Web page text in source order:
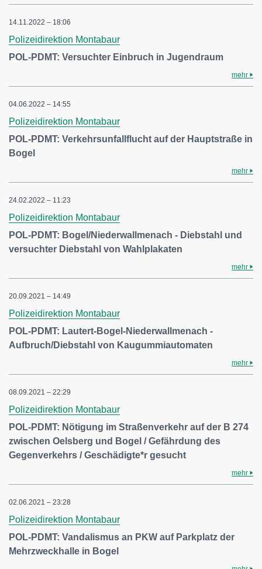
14.11.2022 – 18:06
Polizeidirektion Montabaur
POL-PDMT: Versuchter Einbruch in Jugendraum
mehr
04.06.2022 – 14:55
Polizeidirektion Montabaur
POL-PDMT: Verkehrsunfallflucht auf der Hauptstraße in
Bogel
mehr
24.02.2022 – 11:23
Polizeidirektion Montabaur
POL-PDMT: Bogel/Niederwallmenach - Diebstahl und
versuchter Diebstahl von Wahlplakaten
mehr
20.09.2021 – 14:49
Polizeidirektion Montabaur
POL-PDMT: Lautert-Bogel-Niederwallmenach -
Aufbruch/Diebstahl von Kaugummiautomaten
mehr
08.09.2021 – 22:29
Polizeidirektion Montabaur
POL-PDMT: Nötigung im Straßenverkehr auf der B 274
zwischen Oelsberg und Bogel / Gefährdung des
Gegenverkehrs / Geschädigte*r gesucht
mehr
02.06.2021 – 23:28
Polizeidirektion Montabaur
POL-PDMT: Vandalismus an PKW auf Parkplatz der
Mehrzweckhalle in Bogel